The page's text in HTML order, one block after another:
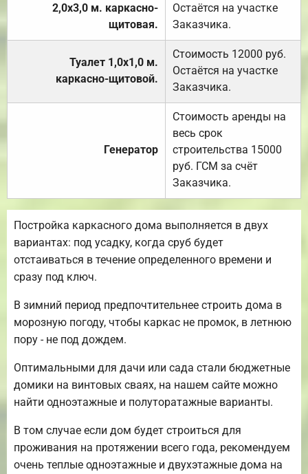
2,0х3,0 м. каркасно-
щитовая.
Остаётся на участке
Заказчика.
Туалет 1,0х1,0 м.
каркасно-щитовой.
Стоимость 12000 руб.
Остаётся на участке
Заказчика.
Генератор
Стоимость аренды на
весь срок
строительства 15000
руб. ГСМ за счёт
Заказчика.
Постройка каркасного дома выполняется в двух
вариантах: под усадку, когда сруб будет
отстаиваться в течение определенного времени и
сразу под ключ.
В зимний период предпочтительнее строить дома в
морозную погоду, чтобы каркас не промок, в летнюю
пору - не под дождем.
Оптимальными для дачи или сада стали бюджетные
домики на винтовых сваях, на нашем сайте можно
найти одноэтажные и полуторатажные варианты.
В том случае если дом будет строиться для
проживания на протяжении всего года, рекомендуем
очень теплые одноэтажные и двухэтажные дома на